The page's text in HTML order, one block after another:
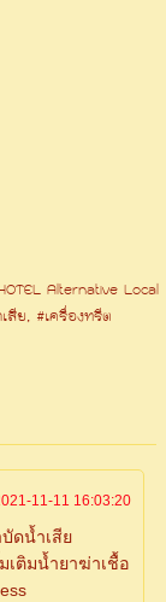
Alternative Local
สีย, #เครื่องทรีต
11-11 16:03:20
ดน้ำเสีย
เติมน้ำยาฆ่าเชื้อ